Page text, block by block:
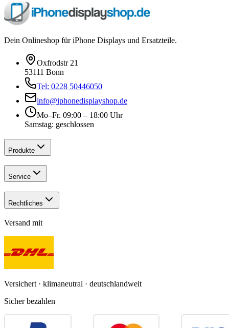
Dein Onlineshop für iPhone Displays und Ersatzteile.
Oxfrodstr 21
53111 Bonn
Tel: 0228 50446050
info@iphonedisplayshop.de
Mo–Fr. 09:00 – 18:00 Uhr
Samstag: geschlossen
Produkte
Service
Rechtliches
Versand mit
Versichert · klimaneutral · deutschlandweit
Sicher bezahlen